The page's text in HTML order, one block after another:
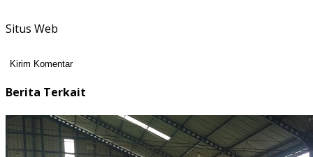
Situs Web
Berita Terkait